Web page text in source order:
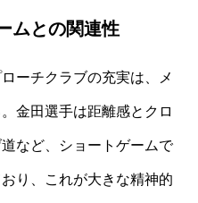
ムとの関連性
ーチクラブの充実は、メ
金田選手は距離感とクロ
など、ショートゲームで
り、これが大きな精神的